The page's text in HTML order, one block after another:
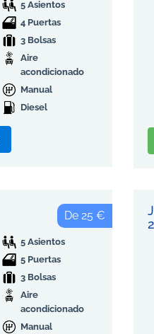
5 Asientos
4 Puertas
3 Bolsas
Aire
acondicionado
Manual
Diesel
De 25 €
5 Asientos
5 Puertas
3 Bolsas
Aire
acondicionado
Manual